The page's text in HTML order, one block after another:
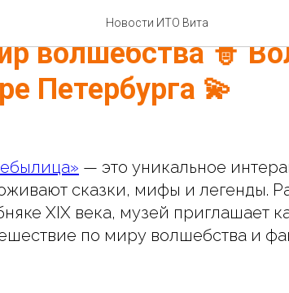
Новости ИТО Вита
музей «Особняк-
волшебства 🧙
Петербурга 💫
— это уникальное
сказки, мифы и легенды.
XIX века, музей приглашает
по миру волшебства и